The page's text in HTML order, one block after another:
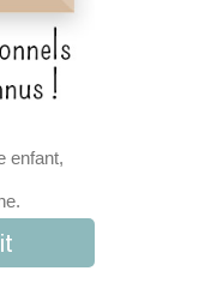
enfant,